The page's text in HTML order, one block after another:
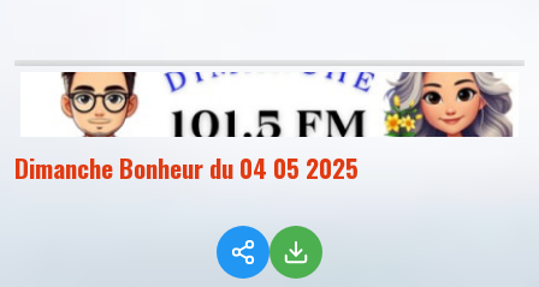
Dimanche Bonheur du 04 05 2025